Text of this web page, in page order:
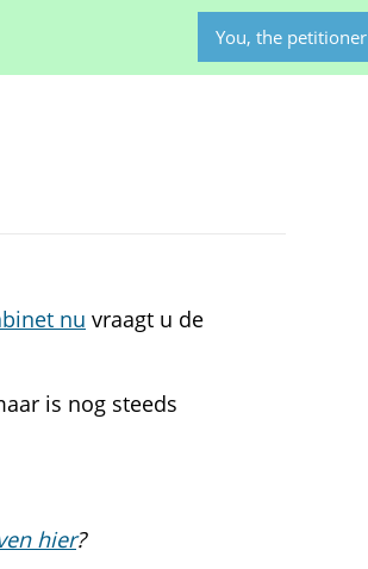
You, the petitioner
nu vraagt u de
is nog steeds
hier?